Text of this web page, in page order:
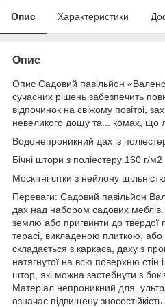
Опис Характеристики
Опис
Опис Садовий павільйон
сучасних рішень забезпечить
відпочинок на свіжому повітрі,
невеликого дощу та... комах, що
Водонепроникний дах із
Бічні штори з поліестеру 160 г/м2
Москітні сітки з нейлону
Переваги: Садовий павільйон
дах над набором садових
землю або пригвинти до твердої
терасі, викладеною плиткою, або
складається з каркаса, даху з
натягнутої на всю поверхню стін
штор, які можна застебнути з
Матеріал непроникний для
означає підвищену